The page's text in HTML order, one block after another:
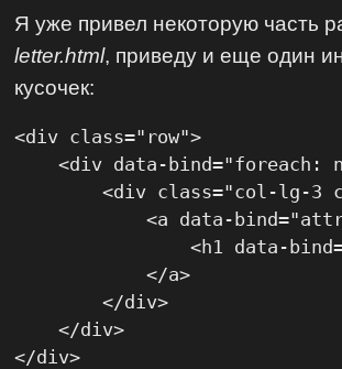
Я уже привел некоторую часть
letter.html, приведу и еще один
кусочек:
<div class="row">
<div data-bind="foreach:
<div class="col-lg-3
<a data-
<h1 data-
            </a>
        </div>
    </div>
</div>